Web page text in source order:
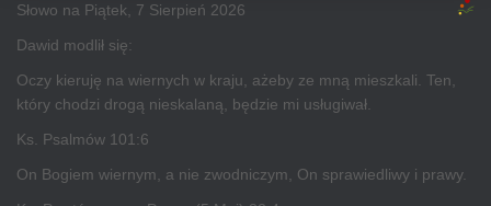
Słowo na Piątek, 7 Sierpień 2026
Dawid modlił się:
Oczy kieruję na wiernych w kraju, ażeby ze mną mieszkali. Ten,
który chodzi drogą nieskalaną, będzie mi usługiwał.
Ks. Psalmów 101:6
On Bogiem wiernym, a nie zwodniczym, On sprawiedliwy i prawy.